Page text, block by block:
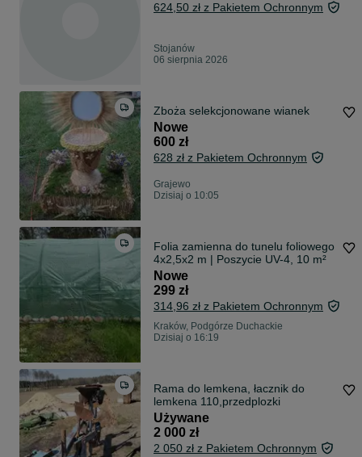
624,50 zł z Pakietem Ochronnym
Stojanów
06 sierpnia 2026
Zboża selekcjonowane wianek
Nowe
600 zł
628 zł z Pakietem Ochronnym
Grajewo
Dzisiaj o 10:05
Folia zamienna do tunelu foliowego
4x2,5x2 m | Poszycie UV-4, 10 m²
Nowe
299 zł
314,96 zł z Pakietem Ochronnym
Kraków, Podgórze Duchackie
Dzisiaj o 16:19
Rama do lemkena, łacznik do
lemkena 110,przedplozki
Używane
2 000 zł
2 050 zł z Pakietem Ochronnym